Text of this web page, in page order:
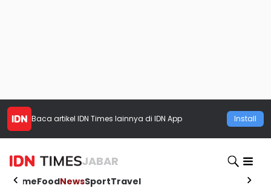
Baca artikel IDN Times lainnya di IDN App Install
JABAR
HomeFoodNewsSportTravel